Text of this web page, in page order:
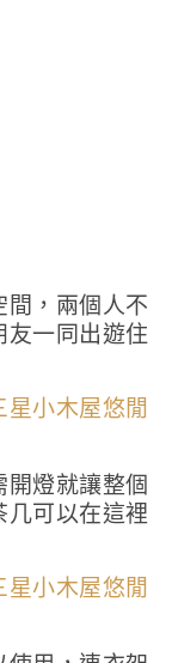
，兩個人不
一同出遊住
燈就讓整個
可以在這裡